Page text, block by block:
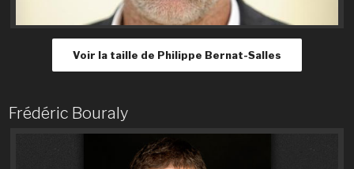
Voir la taille de Philippe Bernat-Salles
Frédéric Bouraly